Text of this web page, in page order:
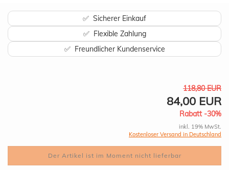
✅ Sicherer Einkauf
✅ Flexible Zahlung
✅ Freundlicher Kundenservice
118,80 EUR
84,00 EUR
Rabatt -30%
inkl. 19% MwSt.
Kostenloser Versand in Deutschland